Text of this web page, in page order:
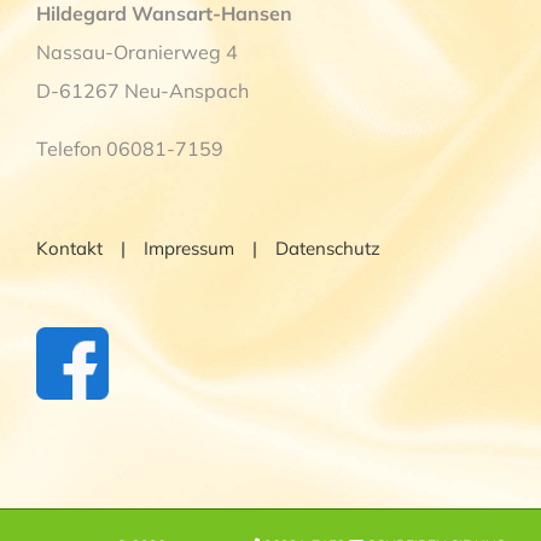
Hildegard Wansart-Hansen
Nassau-Oranierweg 4
D-61267 Neu-Anspach
Telefon 06081-7159
Kontakt Impressum Datenschutz